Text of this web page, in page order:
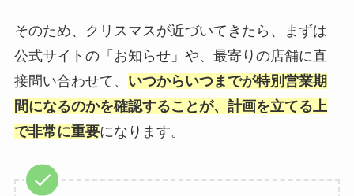
そのため、クリスマスが近づいてきたら、まずは
公式サイトの「お知らせ」や、最寄りの店舗に直
接問い合わせて、 いつからいつまでが特別営業期
間になるのかを確認することが、計画を立てる上
で非常に重要になります。